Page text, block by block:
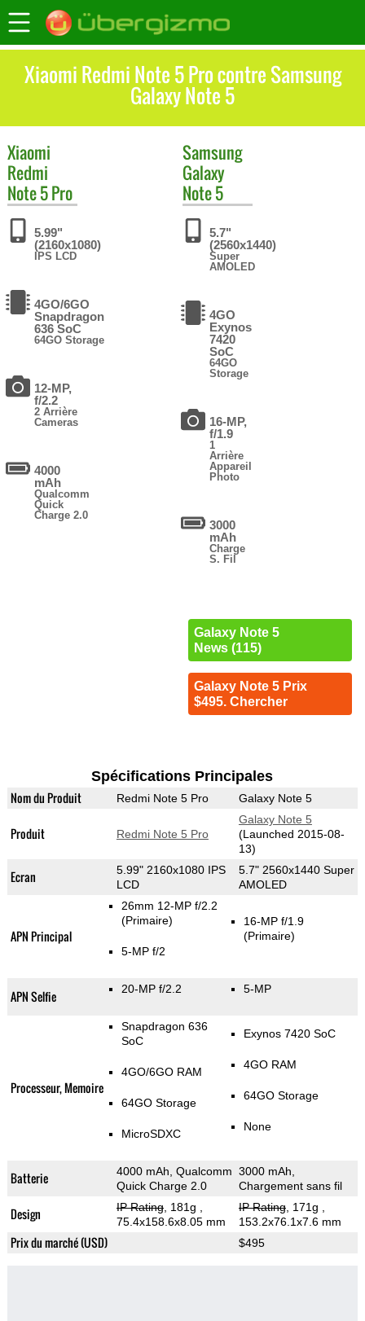
Xiaomi Redmi Note 5 Pro contre Samsung
Galaxy Note 5
Xiaomi
Redmi
Note 5 Pro
5.99"
(2160x1080)
IPS LCD
4GO/6GO
Snapdragon
636 SoC
64GO Storage
12-MP,
f/2.2
2 Arrière
Cameras
4000
mAh
Qualcomm
Quick
Charge 2.0
Samsung
Galaxy
Note 5
5.7"
(2560x1440)
Super
AMOLED
4GO
Exynos
7420
SoC
64GO
Storage
16-MP,
f/1.9
1
Arrière
Appareil
Photo
3000
mAh
Charge
S. Fil
Galaxy Note 5
News (115)
Galaxy Note 5 Prix
$495. Chercher
Spécifications Principales
Nom du Produit Redmi Note 5 Pro Galaxy Note 5
Produit Redmi Note 5 Pro
Galaxy Note 5
(Launched 2015-08-
13)
Ecran
5.99" 2160x1080 IPS
LCD
5.7" 2560x1440 Super
AMOLED
APN Principal
26mm 12-MP f/2.2
(Primaire)
5-MP f/2
16-MP f/1.9
(Primaire)
APN Selfie 20-MP f/2.2 5-MP
Processeur, Memoire
Snapdragon 636
SoC
4GO/6GO RAM
64GO Storage
MicroSDXC
Exynos 7420 SoC
4GO RAM
64GO Storage
None
Batterie
4000 mAh, Qualcomm
Quick Charge 2.0
3000 mAh,
Chargement sans fil
Design IP Rating, 181g
75.4x158.6x8.05 mm
IP Rating, 171g
153.2x76.1x7.6 mm
Prix du marché (USD) $495